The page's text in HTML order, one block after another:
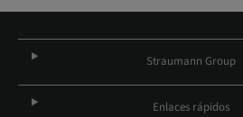
Straumann Group
Enlaces rápidos